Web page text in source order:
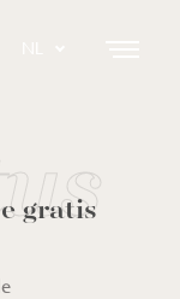
IT
ES
gratis